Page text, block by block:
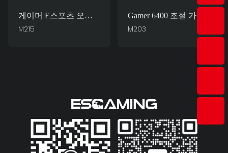
게이머 E스포츠 오피
스 7D 6400 DPI 광학
M215
Gamer 6400 조절 가능
한 DPI 인체공학 7D
RGB 유선 광학 게이밍
M203